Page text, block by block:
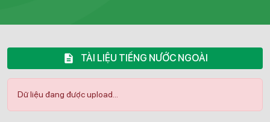
TÀI LIỆU TIẾNG NƯỚC NGOÀI
Dữ liệu đang được upload...